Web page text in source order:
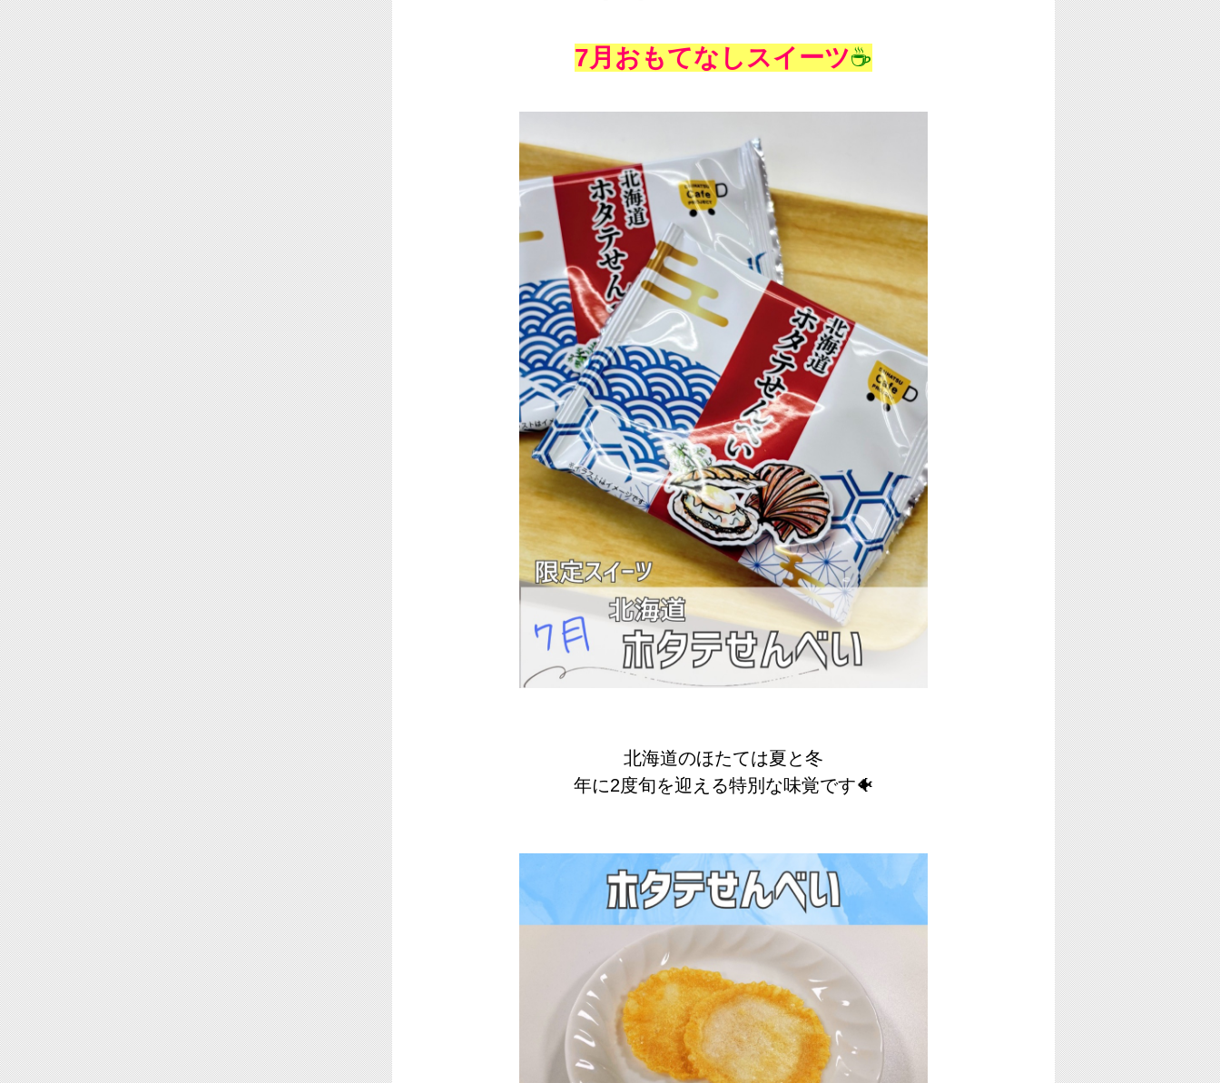
7月おもてなしスイーツ☕
北海道のほたては夏と冬
年に2度旬を迎える特別な味覚です🐠